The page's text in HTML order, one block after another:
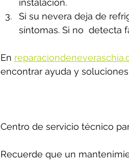
instalación.
Si su nevera deja de
síntomas. Si no  detecta
En
encontrar ayuda y
Centro de servicio técnico
Recuerde que un